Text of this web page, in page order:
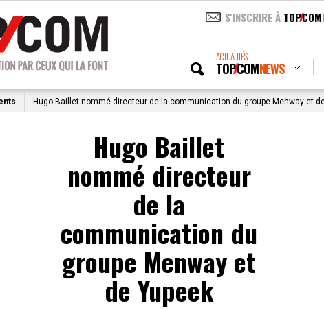
S'INSCRIRE À TOPCOM
ACTUALITÉS
TOPCOMNEWS
Hugo Baillet nommé directeur de la communication du groupe Menway et
Hugo Baillet
nommé directeur
de la
communication du
groupe Menway et
de Yupeek